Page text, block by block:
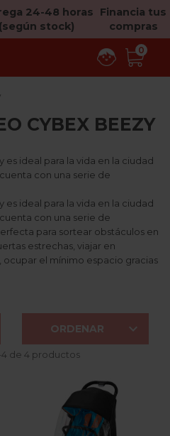
24-48 horas
(según stock)
Financia tus
compras
0
CYBEX BEEZY
es ideal para la vida en la ciudad
con una serie de
es ideal para la vida en la ciudad
con una serie de
para sortear obstáculos en
estrechas, viajar en
el mínimo espacio gracias
ORDENAR 
4 de 4 productos